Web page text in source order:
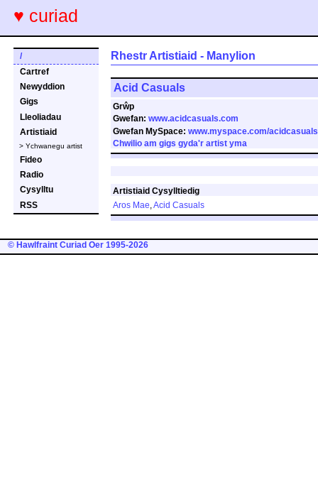
♥ curiad
/
Cartref
Newyddion
Gigs
Lleoliadau
Artistiaid
> Ychwanegu artist
Fideo
Radio
Cysylltu
RSS
Rhestr Artistiaid - Manylion
Acid Casuals
Grŵp
Gwefan:www.acidcasuals.com
Gwefan MySpace:www.myspace.com/
Chwilio am gigs gyda'r artist yma
Artistiaid Cysylltiedig
Aros Mae,Acid Casuals
© Hawlfraint Curiad Oer 1995-2026